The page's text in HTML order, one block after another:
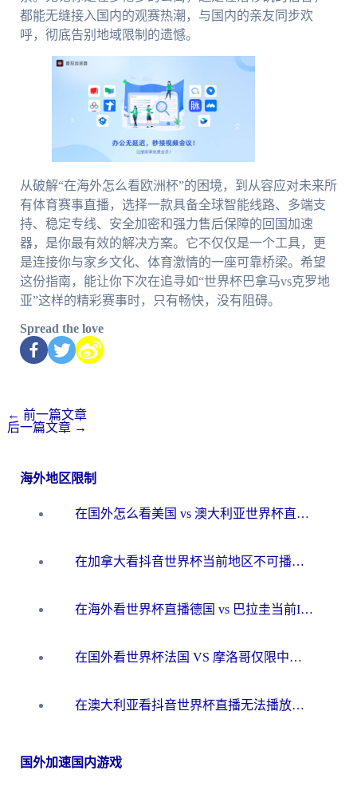
都能无缝接入国内的观赛热潮，与国内的亲友同步欢
呼，彻底告别地域限制的遗憾。
从破解“在海外怎么看欧洲杯”的困境，到从容应对未来所
有体育赛事直播，选择一款具备全球智能线路、多端支
持、稳定专线、安全加密和强力售后保障的回国加速
器，是你最有效的解决方案。它不仅仅是一个工具，更
是连接你与家乡文化、体育激情的一座可靠桥梁。希望
这份指南，能让你下次在追寻如“世界杯巴拿马vs克罗地
亚”这样的精彩赛事时，只有畅快，没有阻碍。
Spread the love
← 前一篇文章
后一篇文章 →
海外地区限制
在国外怎么看美国 vs 澳大利亚世界杯直播？海外党必藏的中文解说观赛指南
在加拿大看抖音世界杯当前地区不可播放？海外党体育观赛终极指南
在海外看世界杯直播德国 vs 巴拉圭当前IP受限制？这篇指南帮你轻松解决地区限制
在国外看世界杯法国 VS 摩洛哥仅限中国大陆？别让地域限制拦下你的欢呼
在澳大利亚看抖音世界杯直播无法播放？海外党体育观赛终极指南来了！
国外加速国内游戏